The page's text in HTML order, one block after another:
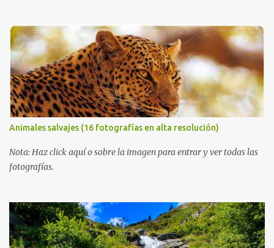
Animales salvajes (16 fotografías en alta resolución)
Nota: Haz click aquí o sobre la imagen para entrar y ver todas las
fotografías.